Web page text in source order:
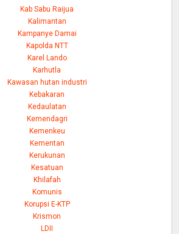
Kab Sabu Raijua
Kalimantan
Kampanye Damai
Kapolda NTT
Karel Lando
Karhutla
Kawasan hutan industri
Kebakaran
Kedaulatan
Kemendagri
Kemenkeu
Kementan
Kerukunan
Kesatuan
Khilafah
Komunis
Korupsi E-KTP
Krismon
LDII